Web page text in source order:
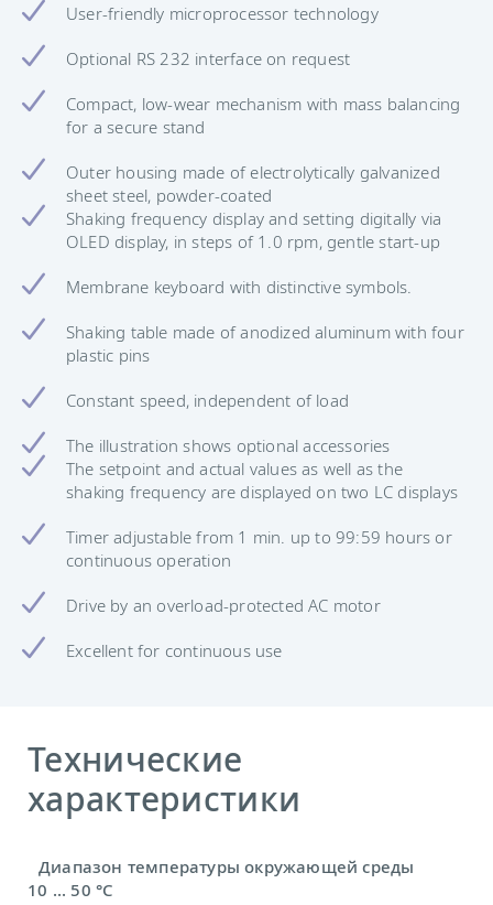
User-friendly microprocessor technology
Optional RS 232 interface on request
Compact, low-wear mechanism with mass balancing
for a secure stand
Outer housing made of electrolytically galvanized
sheet steel, powder-coated
Shaking frequency display and setting digitally via
OLED display, in steps of 1.0 rpm, gentle start-up
Membrane keyboard with distinctive symbols.
Shaking table made of anodized aluminum with four
plastic pins
Constant speed, independent of load
The illustration shows optional accessories
The setpoint and actual values ​​as well as the
shaking frequency are displayed on two LC displays
Timer adjustable from 1 min. up to 99:59 hours or
continuous operation
Drive by an overload-protected AC motor
Excellent for continuous use
Технические
характеристики
Диапазон температуры окружающей среды
10 ... 50 °C